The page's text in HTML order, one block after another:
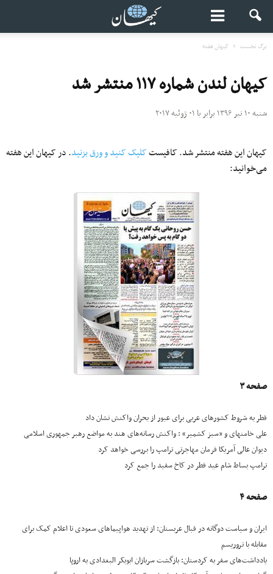
برگ نخست کیهانِ هفته
کیهان لندن شماره ۱۱۷ منتشر شد
شنبه ۱۰ تیر ۱۳۹۶ برابر با ۰۱ ژوئیه ۲۰۱۷
کیهان این هفته منتشر شد. کافیستکلیک کنید و ورق بزنید. در کیهان این هفته
می‌خوانید:
صفحه ۳
قطر به شروط کشورهای عربی برای عبور از بحران واکنش نشان داد
علی خامنه‎ای و «سبز کشمیر» : واکنش رسانه‌های هند به مواضع رهبر جمهوری اسلامی
دیوان عالی آمریکا فرمان مهاجرتی ترامپ را بررسی خواهد کرد
ترامپ بساط شام عید فطر در کاخ سفید را جمع کرد
صفحه ۴
ایران و سیاست دوگانه در قبال عربستان: از تهدید هواپیماهای سعودی تا اعلام کمک برای
مقابله با تروریسم
یادداشت‌های سفر به کردستان: بازگشت سربازان ابوبکر البغدادی به اروپا